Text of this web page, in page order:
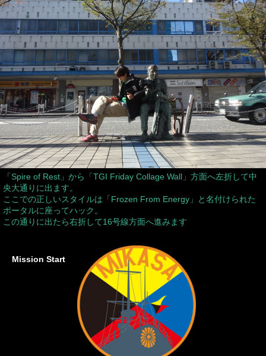
「Spire of Rest」から「TGI Friday Collage Wall」方面へ左折して中
央大通りに出ます。
ここでの正しいスタイルは「Frozen From Energy」と名付けられた
ポータルに座ってハック。
この通りに出たら右折して16号線方面へ進みます
Mission Start